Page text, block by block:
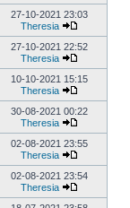
27-10-2021 23:03
Theresia
27-10-2021 22:52
Theresia
10-10-2021 15:15
Theresia
30-08-2021 00:22
Theresia
02-08-2021 23:55
Theresia
02-08-2021 23:54
Theresia